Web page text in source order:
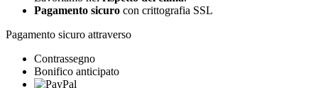
Pagamento sicuro con crittografia SSL
Pagamento sicuro attraverso
Contrassegno
Bonifico anticipato